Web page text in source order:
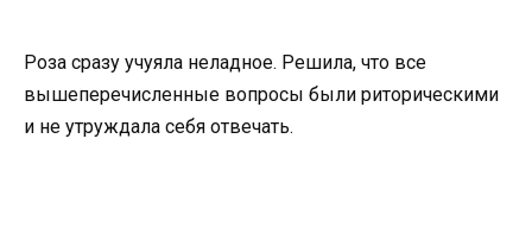
Роза сразу учуяла неладное. Решила, что все
вышеперечисленные вопросы были риторическими
и не утруждала себя отвечать.